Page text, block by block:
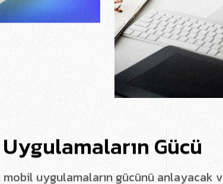
Uygulamaların Gücü
mobil uygulamaların gücünü anlayacak v